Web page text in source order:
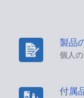
製品
個人
付属